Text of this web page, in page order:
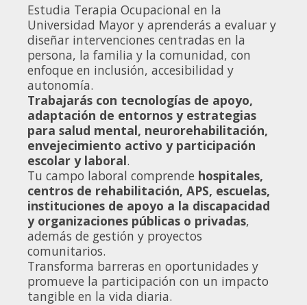
Estudia Terapia Ocupacional en la
Universidad Mayor y aprenderás a evaluar y
diseñar intervenciones centradas en la
persona, la familia y la comunidad, con
enfoque en inclusión, accesibilidad y
autonomía.
Trabajarás con tecnologías de apoyo,
adaptación de entornos y estrategias
para salud mental, neurorehabilitación,
envejecimiento activo y participación
escolar y laboral.
Tu campo laboral comprende hospitales,
centros de rehabilitación, APS, escuelas,
instituciones de apoyo a la discapacidad
y organizaciones públicas o privadas,
además de gestión y proyectos
comunitarios.
Transforma barreras en oportunidades y
promueve la participación con un impacto
tangible en la vida diaria.